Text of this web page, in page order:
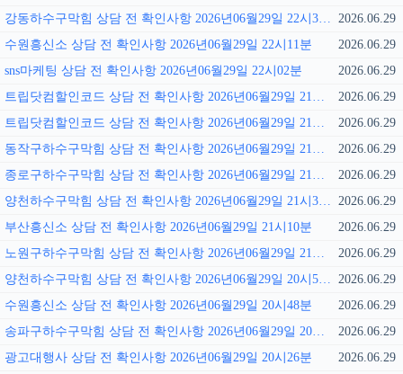
강동하수구막힘 상담 전 확인사항 2026년06월29일 22시32분 2026.06.29
수원흥신소 상담 전 확인사항 2026년06월29일 22시11분
2026.06.29
sns마케팅 상담 전 확인사항 2026년06월29일 22시02분
2026.06.29
트립닷컴할인코드 상담 전 확인사항 2026년06월29일 21시57분
2026.06.29
트립닷컴할인코드 상담 전 확인사항 2026년06월29일 21시52분
2026.06.29
동작구하수구막힘 상담 전 확인사항 2026년06월29일 21시41분
2026.06.29
종로구하수구막힘 상담 전 확인사항 2026년06월29일 21시37분
2026.06.29
양천하수구막힘 상담 전 확인사항 2026년06월29일 21시31분 2026.06.29
부산흥신소 상담 전 확인사항 2026년06월29일 21시10분
2026.06.29
노원구하수구막힘 상담 전 확인사항 2026년06월29일 21시01분
2026.06.29
양천하수구막힘 상담 전 확인사항 2026년06월29일 20시56분 2026.06.29
수원흥신소 상담 전 확인사항 2026년06월29일 20시48분
2026.06.29
송파구하수구막힘 상담 전 확인사항 2026년06월29일 20시33분
2026.06.29
광고대행사 상담 전 확인사항 2026년06월29일 20시26분
2026.06.29